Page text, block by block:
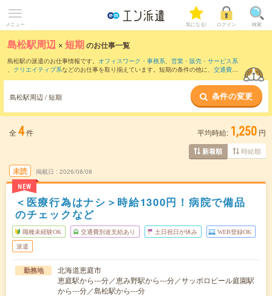
メニュー 気になる! ログイン 検索
島松駅周辺 ×短期のお仕事一覧
島松駅の派遣のお仕事情報です。 オフィスワーク・事務系、 営業・販売・サービス系
、 クリエイティブ系などのお仕事を取り揃えています。短期の条件の他に、 交通費別
島松駅周辺 / 短期 条件の変更
全 4件 平均時給: 1,250 円
新着順 時給順
未読
NEW
掲載日 2026/08/08
＜医療行為はナシ＞時給1300円！病院で備品
のチェックなど
職種未経験OK 交通費別途支給あり 土日祝日が休み WEB登録OK
派遣
勤務地
北海道恵庭市
恵庭駅から---分／恵み野駅から---分／サッポロビール庭園駅
から---分／島松駅から---分